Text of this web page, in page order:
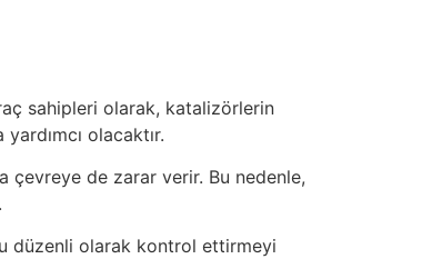
sahipleri olarak, katalizörlerin
olacaktır.
çevreye de zarar verir. Bu nedenle,
düzenli olarak kontrol ettirmeyi